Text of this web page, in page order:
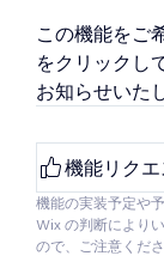
この機能をご
をクリックし
お知らせいた
機能リク
機能の実装予定や
Wix の判断により
ので、ご注意くださ